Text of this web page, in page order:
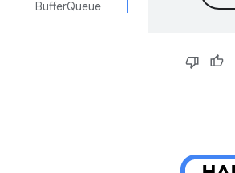
BufferQueue